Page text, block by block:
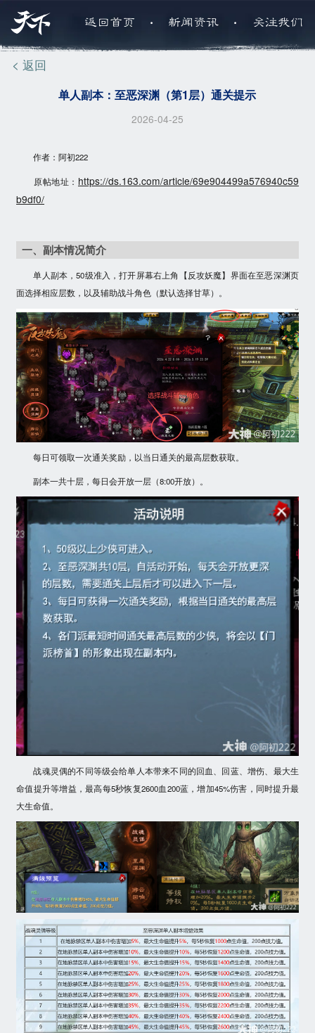
返回首页 . 新闻资讯 . 关注我们
< 返回
单人副本：至恶深渊（第1层）通关提示
2026-04-25
作者：阿初222
原帖地址： https://ds.163.com/article/69e904499a576940c59
b9df0/
一、副本情况简介
单人副本，50级准入，打开屏幕右上角【反攻妖魔】界面在至恶深渊页
面选择相应层数，以及辅助战斗角色（默认选择甘草）。
每日可领取一次通关奖励，以当日通关的最高层数获取。
副本一共十层，每日会开放一层（8:00开放）。
战魂灵偶的不同等级会给单人本带来不同的回血、回蓝、增伤、最大生
命值提升等增益，最高每5秒恢复2600血200蓝，增加45%伤害，同时提升最
大生命值。